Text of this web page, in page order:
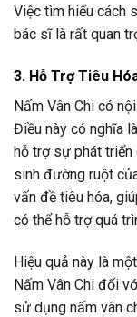
Việc tìm hiểu cách
bác sĩ là rất quan
3. Hỗ Trợ Tiêu
Nấm Vân Chi có
Điều này có nghĩa
hỗ trợ sự phát triển
sinh đường ruột
vấn đề tiêu hóa,
có thể hỗ trợ quá
Hiệu quả này là
Nấm Vân Chi đối
sử dụng nấm vân